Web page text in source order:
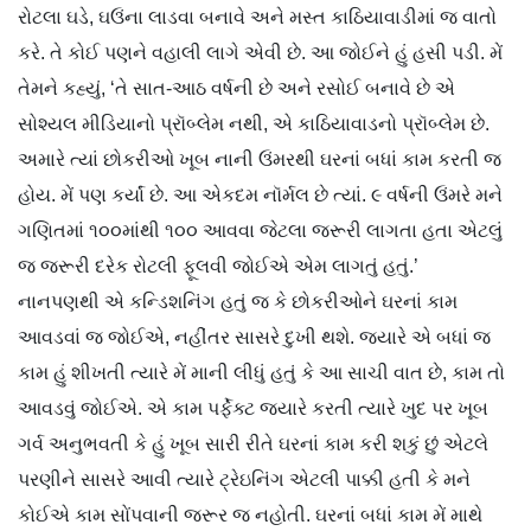
રોટલા ઘડે, ઘઉંના લાડવા બનાવે અને મસ્ત કાઠિયાવાડીમાં જ વાતો
કરે. તે કોઈ પણને વહાલી લાગે એવી છે. આ જોઈને હું હસી પડી. મેં
તેમને કહ્યું, ‘તે સાત-આઠ વર્ષની છે અને રસોઈ બનાવે છે એ
સોશ્યલ મીડિયાનો પ્રૉબ્લેમ નથી, એ કાઠિયાવાડનો પ્રૉબ્લેમ છે.
અમારે ત્યાં છોકરીઓ ખૂબ નાની ઉંમરથી ઘરનાં બધાં કામ કરતી જ
હોય. મેં પણ કર્યાં છે. આ એકદમ નૉર્મલ છે ત્યાં. ૯ વર્ષની ઉંમરે મને
ગણિતમાં ૧૦૦માંથી ૧૦૦ આવવા જેટલા જરૂરી લાગતા હતા એટલું
જ જરૂરી દરેક રોટલી ફૂલવી જોઈએ એમ લાગતું હતું.’
નાનપણથી એ કન્ડિશનિંગ હતું જ કે છોકરીઓને ઘરનાં કામ
આવડવાં જ જોઈએ, નહીંતર સાસરે દુખી થશે. જ્યારે એ બધાં જ
કામ હું શીખતી ત્યારે મેં માની લીધું હતું કે આ સાચી વાત છે, કામ તો
આવડવું જોઈએ. એ કામ પર્ફેક્ટ જ્યારે કરતી ત્યારે ખુદ પર ખૂબ
ગર્વ અનુભવતી કે હું ખૂબ સારી રીતે ઘરનાં કામ કરી શકું છું એટલે
પરણીને સાસરે આવી ત્યારે ટ્રેઇનિંગ એટલી પાક્કી હતી કે મને
કોઈએ કામ સોંપવાની જરૂર જ નહોતી. ઘરનાં બધાં કામ મેં માથે